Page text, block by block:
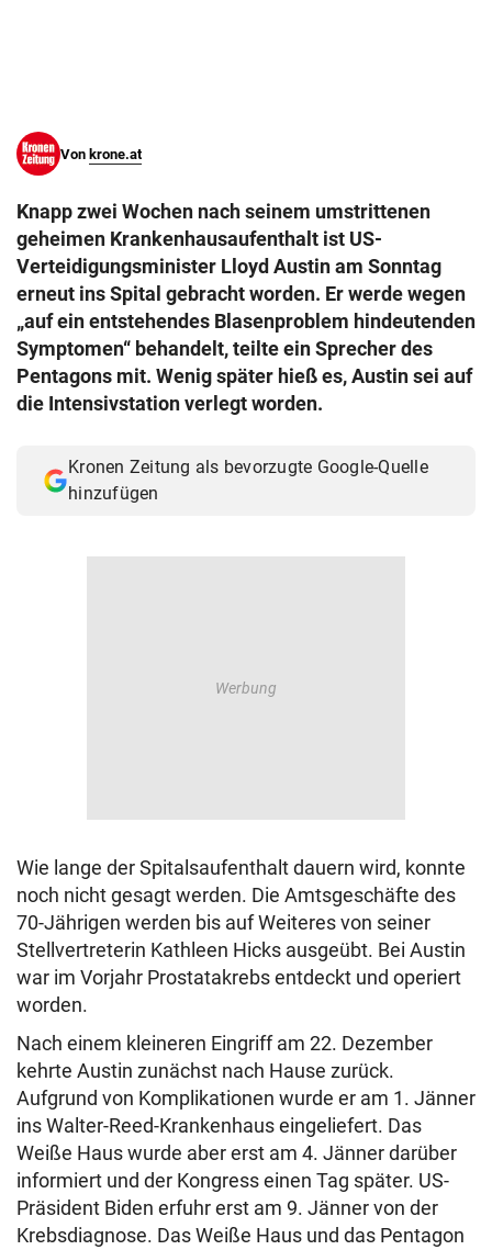
Von krone.at
Knapp zwei Wochen nach seinem umstrittenen
geheimen Krankenhausaufenthalt ist US-
Verteidigungsminister Lloyd Austin am Sonntag
erneut ins Spital gebracht worden. Er werde wegen
„auf ein entstehendes Blasenproblem hindeutenden
Symptomen“ behandelt, teilte ein Sprecher des
Pentagons mit. Wenig später hieß es, Austin sei auf
die Intensivstation verlegt worden.
Kronen Zeitung als bevorzugte Google-Quelle
hinzufügen
Wie lange der Spitalsaufenthalt dauern wird, konnte
noch nicht gesagt werden. Die Amtsgeschäfte des
70-Jährigen werden bis auf Weiteres von seiner
Stellvertreterin Kathleen Hicks ausgeübt. Bei Austin
war im Vorjahr Prostatakrebs entdeckt und operiert
worden.
Nach einem kleineren Eingriff am 22. Dezember
kehrte Austin zunächst nach Hause zurück.
Aufgrund von Komplikationen wurde er am 1. Jänner
ins Walter-Reed-Krankenhaus eingeliefert. Das
Weiße Haus wurde aber erst am 4. Jänner darüber
informiert und der Kongress einen Tag später. US-
Präsident Biden erfuhr erst am 9. Jänner von der
Krebsdiagnose. Das Weiße Haus und das Pentagon